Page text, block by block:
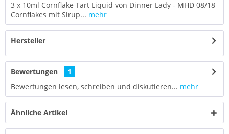
3 x 10ml Cornflake Tart Liquid von Dinner Lady - MHD 08/18
Cornflakes mit Sirup... mehr
Hersteller
Bewertungen
1
Bewertungen lesen, schreiben und diskutieren... mehr
Ähnliche Artikel